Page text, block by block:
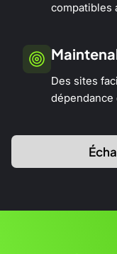
compatibles
Des sites